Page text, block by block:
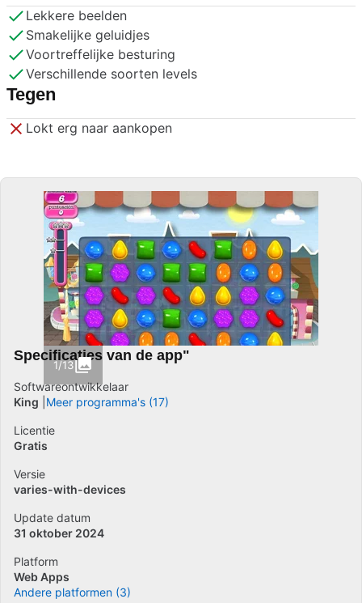
Lekkere beelden
Smakelijke geluidjes
Voortreffelijke besturing
Verschillende soorten levels
Tegen
Lokt erg naar aankopen
1/13
Specificaties van de app"
Softwareontwikkelaar
King
Meer programma's (17)
Licentie
Gratis
Versie
varies-with-devices
Update datum
31 oktober 2024
Platform
Web Apps
Andere platformen (3)